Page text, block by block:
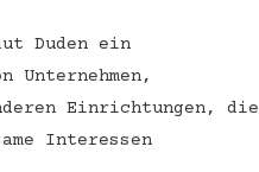
Duden ein
Unternehmen,
Einrichtungen, die
Interessen